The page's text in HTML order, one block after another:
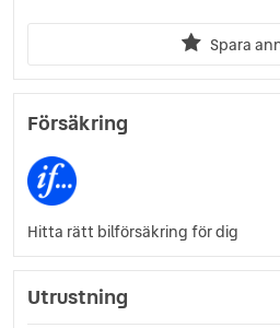
Spara
Försäkring
Hitta rätt bilförsäkring för dig
Utrustning